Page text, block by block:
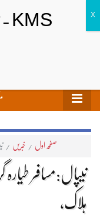
صفحہ اول / خبریں /
ہلاک،